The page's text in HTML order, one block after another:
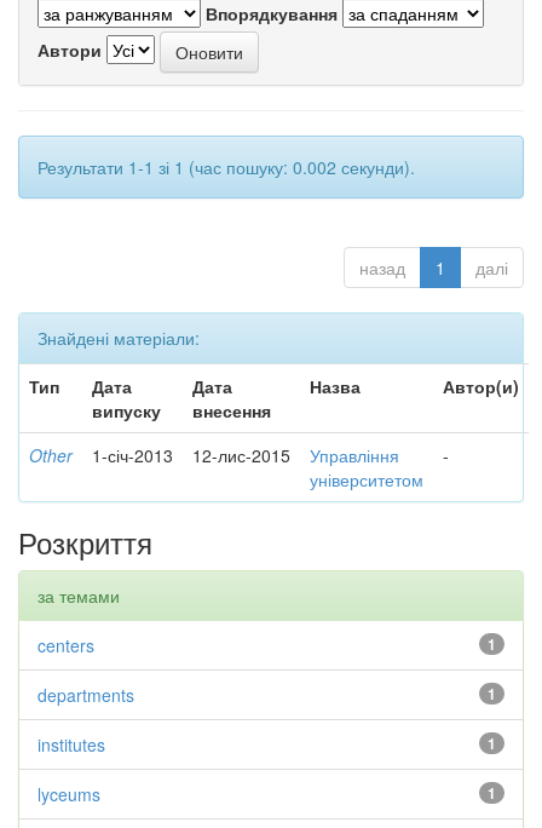
Впорядкування
Автори
Результати 1-1 зі 1 (час пошуку: 0.002 секунди).
назад 1 далі
Знайдені матеріали:
Тип
Дата
випуску
Дата
внесення
Назва Автор(и)
Other 1-січ-2013 12-лис-2015
Управління
університетом
-
Розкриття
за темами
1
centers
1
departments
1
institutes
1
lyceums